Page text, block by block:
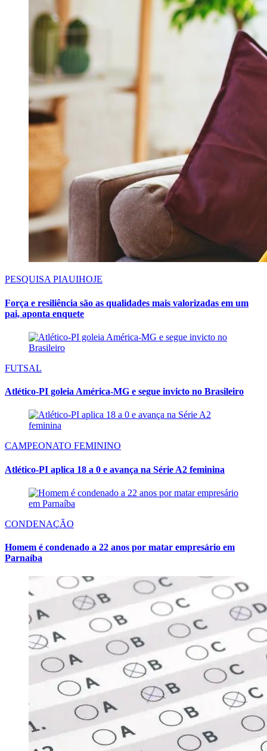
PESQUISA PIAUIHOJE
Força e resiliência são as qualidades mais valorizadas em um
pai, aponta enquete
FUTSAL
Atlético-PI goleia América-MG e segue invicto no Brasileiro
CAMPEONATO FEMININO
Atlético-PI aplica 18 a 0 e avança na Série A2 feminina
CONDENAÇÃO
Homem é condenado a 22 anos por matar empresário em
Parnaíba